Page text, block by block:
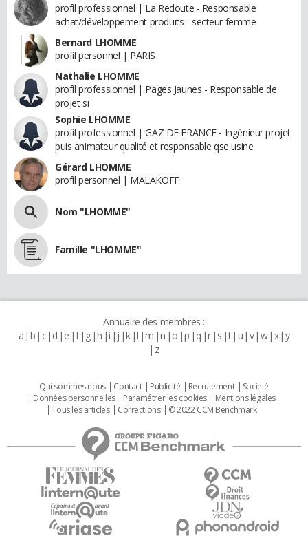
profil professionnel | La Redoute - Responsable
achat/développement produits - secteur femme
Bernard LHOMME
profil personnel | PARIS
Nathalie LHOMME
profil professionnel | Pages Jaunes - Responsable de
projet si
Sophie LHOMME
profil professionnel | GAZ DE FRANCE - Ingénieur projet
puis animateur qualité et responsable qse usine
Gérard LHOMME
profil personnel | MALAKOFF
Nom "LHOMME"
Famille "LHOMME"
Annuaire des membres :
a b c d e f g h i j k l m n o p q r s t u v w x y
z
Qui sommes nous Contact Publicité Recrutement
Societé
Données personnelles
Paramétrer les cookies
Mentions légales
Tous les articles
Corrections © 2022 CCM Benchmark